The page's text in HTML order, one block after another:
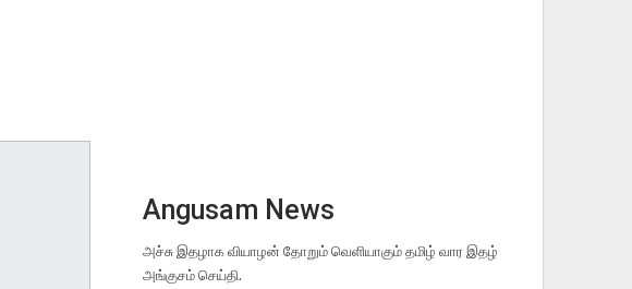
Angusam News
அச்சு இதழாக வியாழன் தோறும் வெளியாகும் தமிழ் வார இதழ்
அங்குசம் செய்தி.